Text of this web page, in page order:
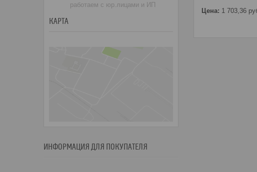
Цена: 1 703,36
работаем с юр.лицами и ИП
КАРТА
ИНФОРМАЦИЯ ДЛЯ ПОКУПАТЕЛЯ